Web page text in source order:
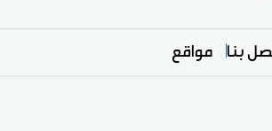
بنا مواقع